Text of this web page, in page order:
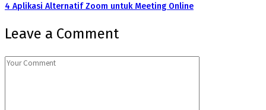
4 Aplikasi Alternatif Zoom untuk Meeting Online
Leave a Comment